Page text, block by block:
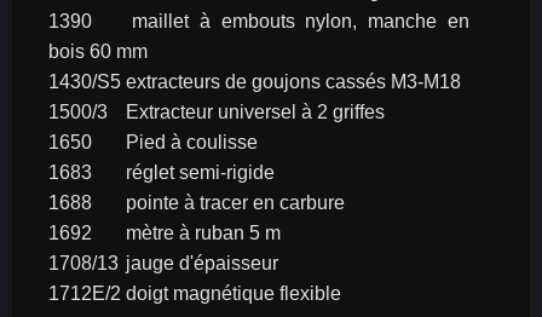
1390	maillet à embouts nylon, manche en
bois 60 mm
1430/S5	extracteurs de goujons cassés M3-M18
1500/3	Extracteur universel à 2 griffes
1650	Pied à coulisse
1683	réglet semi-rigide
1688	pointe à tracer en carbure
1692	mètre à ruban 5 m
1708/13	jauge d'épaisseur
1712E/2	doigt magnétique flexible